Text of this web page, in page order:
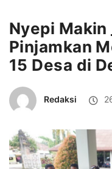
Nyepi Makin
Pinjamkan
15 Desa di
Redaksi